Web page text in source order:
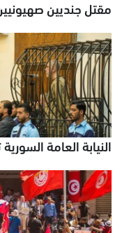
مقتل جنديين
النيابة العامة